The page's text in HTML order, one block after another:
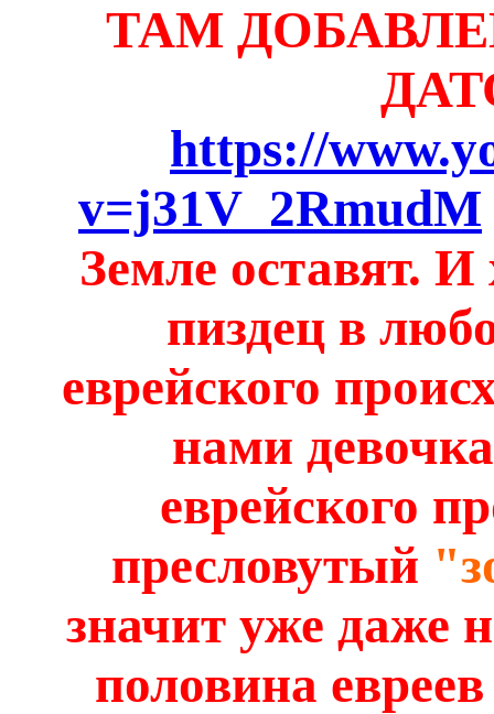
ТАМ
https://
v=j31V_2RmudM
Земле оставят.
пиздец в
еврейского
нами
еврейского
пресловутый
значит уже даже
половина